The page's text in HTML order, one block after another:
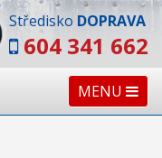
Středisko DOPRAVA
604 341 662
MENU